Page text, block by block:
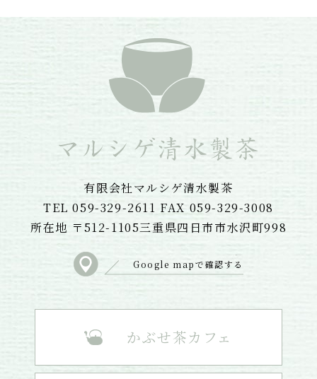
有限会社マルシゲ清水製茶
TEL 059-329-2611 FAX 059-329-3008
所在地 〒512-1105三重県四日市市水沢町998
Google mapで確認する
かぶせ茶カフェ